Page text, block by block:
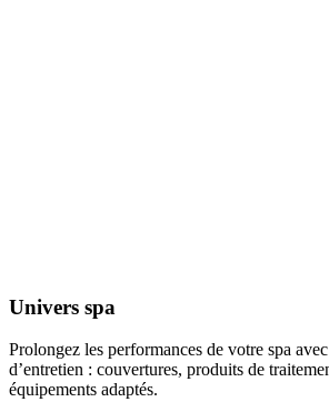
Univers spa
Prolongez les performances de votre spa
d’entretien : couvertures, produits de
équipements adaptés.